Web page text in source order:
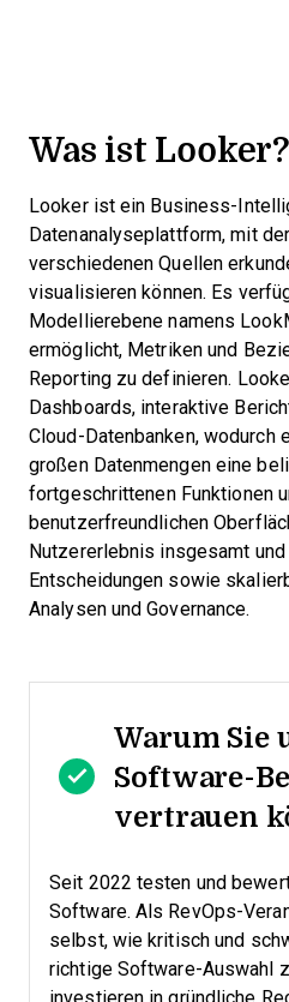
Was ist Looker?
Looker ist ein Business-
Datenanalyseplattform, mit
verschiedenen Quellen
visualisieren können. Es
Modellierebene namens
ermöglicht, Metriken und
Reporting zu definieren.
Dashboards, interaktive
Cloud-Datenbanken, wodurch
großen Datenmengen eine
fortgeschrittenen Funktionen
benutzerfreundlichen
Nutzererlebnis insgesamt
Entscheidungen sowie
Analysen und Governance.
Warum Sie
Software-
vertrauen
Seit 2022 testen und
Software. Als RevOps-
selbst, wie kritisch und
richtige Software-Auswahl
investieren in gründliche